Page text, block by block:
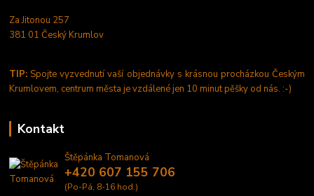
Za Jitonou 257
381 01 Český Krumlov
TIP: Spojte vyzvednutí vaší objednávky s krásnou procházkou Českým
Krumlovem, centrum města je vzdálené jen 10 minut pěšky od nás. :-)
Kontakt
Štěpánka Tomanová
+420 607 155 706
(Po-Pá, 8-16 hod.)